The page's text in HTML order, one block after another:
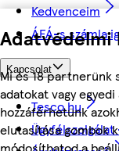
Adatvédelmi
Mi és 18 partnerünk
adatokat vagy
hozzáférhetünk
elutasítása gombok
módosíthatod a
Kedvenceim
ÁFÁ-s számla
Kapcsolat
Tesco.hu